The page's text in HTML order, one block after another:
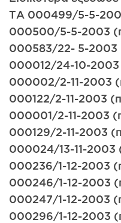
ΤΑ 000499/5-5-
000500/5-5-2003
000583/22- 5-2003
000012/24-10-
000002/2-11-2003
000122/2-11-2003
000001/2-11-2003
000129/2-11-2003
000024/13-11-
000236/1-12-2003
000246/1-12-2003
000247/1-12-2003
000296/1-12-2003